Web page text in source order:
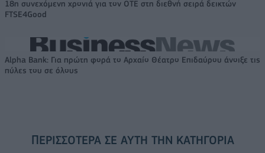
18η συνεχόμενη χρονιά για τον ΟΤΕ στη διεθνή σειρά δεικτών
FTSE4Good
Alpha Bank: Για πρώτη φορά το Αρχαίο Θέατρο Επιδαύρου άνοιξε τις
πύλες του σε όλους
ΠΕΡΙΣΣΌΤΕΡΑ ΣΕ ΑΥΤΉ ΤΗΝ ΚΑΤΗΓΟΡΊΑ